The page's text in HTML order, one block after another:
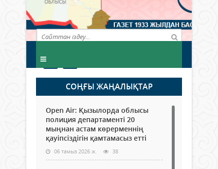
СОҢҒЫ ЖАҢАЛЫҚТАР
Open Air: Қызылорда облысы
полиция департаменті 20
мыңнан астам көрерменнің
қауіпсіздігін қамтамасыз етті
06 тамыз 2026 ж. 38